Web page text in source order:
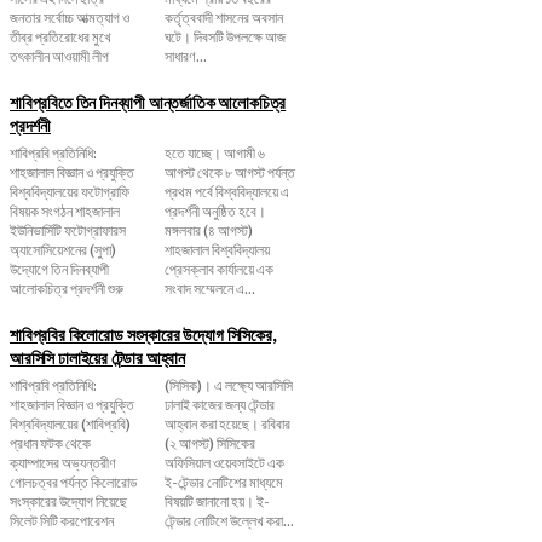
জনতার সর্বোচ্চ আত্মত্যাগ ও
তীব্র প্রতিরোধের মুখে
তৎকালীন আওয়ামী লীগ
কর্তৃত্ববাদী শাসনের অবসান
ঘটে। দিবসটি উপলক্ষে আজ
সাধারণ...
শাবিপ্রবিতে তিন দিনব্যাপী আন্তর্জাতিক আলোকচিত্র
প্রদর্শনী
শাবিপ্রবি প্রতিনিধি:
শাহজালাল বিজ্ঞান ও প্রযুক্তি
বিশ্ববিদ্যালয়ের ফটোগ্রাফি
বিষয়ক সংগঠন শাহজালাল
ইউনিভার্সিটি ফটোগ্রাফারস
অ্যাসোসিয়েশনের (সুপা)
উদ্যোগে তিন দিনব্যাপী
আলোকচিত্র প্রদর্শনী শুরু
হতে যাচ্ছে। আগামী ৬
আগস্ট থেকে ৮ আগস্ট পর্যন্ত
প্রথম পর্বে বিশ্ববিদ্যালয়ে এ
প্রদর্শনী অনুষ্ঠিত হবে।
মঙ্গলবার (৪ আগস্ট)
শাহজালাল বিশ্ববিদ্যালয়
প্রেসক্লাব কার্যালয়ে এক
সংবাদ সম্মেলনে এ...
শাবিপ্রবির কিলোরোড সংস্কারের উদ্যোগ সিসিকের,
আরসিসি ঢালাইয়ের টেন্ডার আহ্বান
শাবিপ্রবি প্রতিনিধি:
শাহজালাল বিজ্ঞান ও প্রযুক্তি
বিশ্ববিদ্যালয়ের (শাবিপ্রবি)
প্রধান ফটক থেকে
ক্যাম্পাসের অভ্যন্তরীণ
গোলচত্বর পর্যন্ত কিলোরোড
সংস্কারের উদ্যোগ নিয়েছে
সিলেট সিটি করপোরেশন
(সিসিক)। এ লক্ষ্যে আরসিসি
ঢালাই কাজের জন্য টেন্ডার
আহ্বান করা হয়েছে। রবিবার
(২ আগস্ট) সিসিকের
অফিসিয়াল ওয়েবসাইটে এক
ই-টেন্ডার নোটিশের মাধ্যমে
বিষয়টি জানানো হয়। ই-
টেন্ডার নোটিশে উল্লেখ করা...